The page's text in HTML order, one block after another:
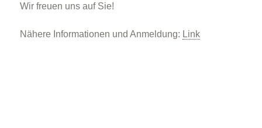
Wir freuen uns auf Sie!
Nähere Informationen und Anmeldung: Link